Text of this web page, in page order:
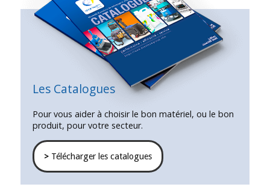
Les Catalogues
Pour vous aider à choisir le bon matériel, ou le bon
produit, pour votre secteur.
>Télécharger les catalogues